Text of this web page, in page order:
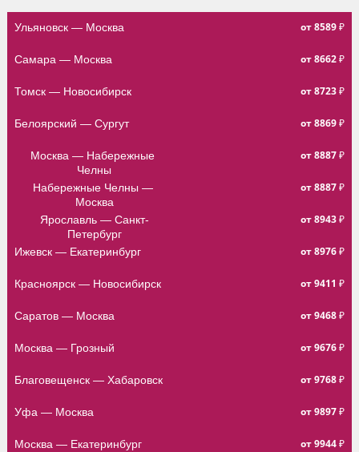
Ульяновск — Москва от 8589 ₽
Самара — Москва от 8662 ₽
Томск — Новосибирск от 8723 ₽
Белоярский — Сургут от 8869 ₽
Москва — Набережные
Челны
от 8887 ₽
Набережные Челны —
Москва
от 8887 ₽
Ярославль — Санкт-
Петербург
от 8943 ₽
Ижевск — Екатеринбург от 8976 ₽
Красноярск — Новосибирск от 9411 ₽
Саратов — Москва от 9468 ₽
Москва — Грозный от 9676 ₽
Благовещенск — Хабаровск от 9768 ₽
Уфа — Москва от 9897 ₽
Москва — Екатеринбург от 9944 ₽